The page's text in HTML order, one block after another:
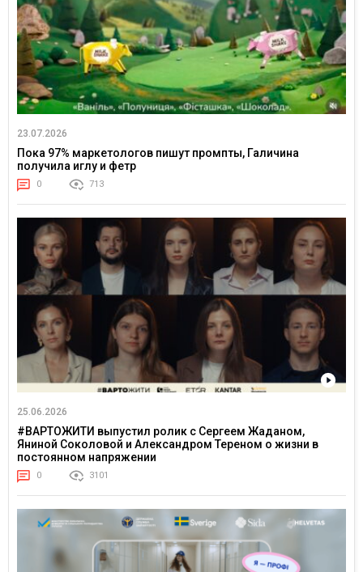
23.07.2026
Пока 97% маркетологов пишут промпты, Галичина
получила иглу и фетр
0 713
25.06.2026
#ВАРТОЖИТИ выпустил ролик с Сергеем Жаданом,
Яниной Соколовой и Александром Тереном о жизни в
постоянном напряжении
0 3101